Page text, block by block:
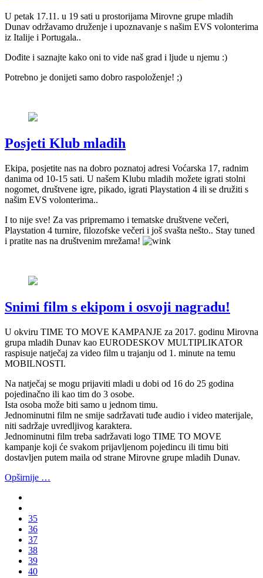
U petak 17.11. u 19 sati u prostorijama Mirovne grupe mladih
Dunav održavamo druženje i upoznavanje s našim EVS volonterima
iz Italije i Portugala..
Dođite i saznajte kako oni to vide naš grad i ljude u njemu :)
Potrebno je donijeti samo dobro raspoloženje! ;)
Posjeti Klub mladih
Ekipa, posjetite nas na dobro poznatoj adresi Voćarska 17, radnim
danima od 10-15 sati. U našem Klubu mladih možete igrati stolni
nogomet, društvene igre, pikado, igrati Playstation 4 ili se družiti s
našim EVS volonterima..
I to nije sve! Za vas pripremamo i tematske društvene večeri,
Playstation 4 turnire, filozofske večeri i još svašta nešto.. Stay tuned
i pratite nas na društvenim mrežama!
Snimi film s ekipom i osvoji nagradu!
U okviru TIME TO MOVE KAMPANJE za 2017. godinu Mirovna
grupa mladih Dunav kao EURODESKOV MULTIPLIKATOR
raspisuje natječaj za video film u trajanju od 1. minute na temu
MOBILNOSTI.
Na natječaj se mogu prijaviti mladi u dobi od 16 do 25 godina
pojedinačno ili kao tim do 3 osobe.
Ista osoba može biti samo u jednom timu.
Jednominutni film ne smije sadržavati tuđe audio i video materijale,
niti sadržaje uvredljivog karaktera.
Jednominutni film treba sadržavati logo TIME TO MOVE
kampanje koji će svakom prijavljenom pojedincu ili timu biti
dostavljen putem maila od strane Mirovne grupe mladih Dunav.
Opširnije …
35
36
37
38
39
40